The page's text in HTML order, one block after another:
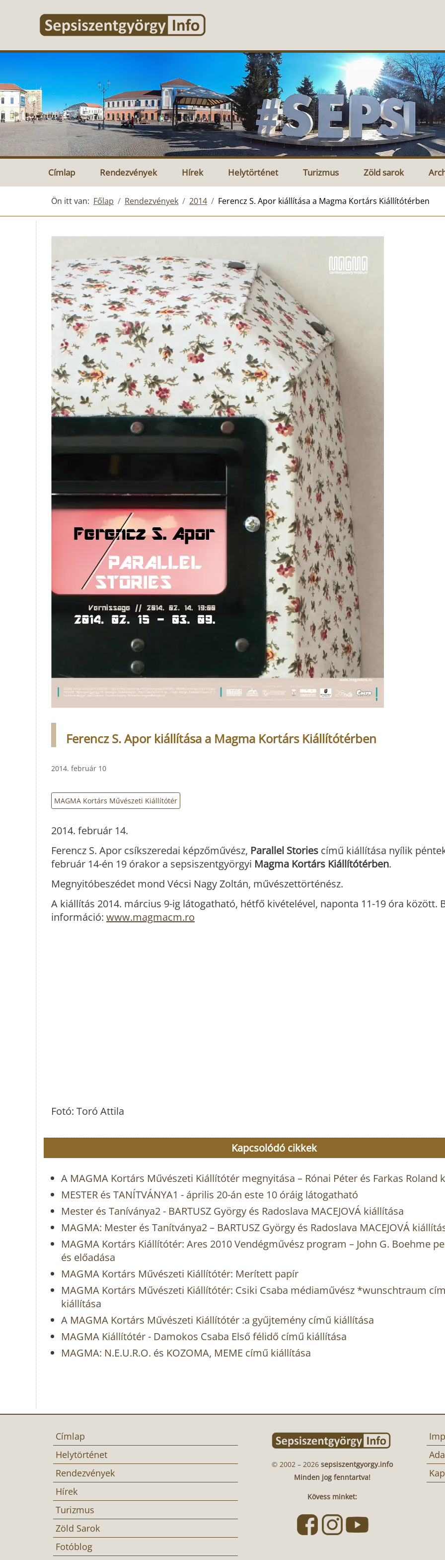
Címlap Rendezvények Hírek Helytörténet Turizmus Zöld sarok
Ön itt van: Főlap Rendezvények 2014 Ferencz S. Apor kiállítása a Magma Kortárs Kiállítótérben
Ferencz S. Apor kiállítása a Magma Kortárs Kiállítótérben
2014. február 10
MAGMA Kortárs Művészeti Kiállítótér
2014. február 14.
Ferencz S. Apor csíkszeredai képzőművész, Parallel Stories című kiállítása nyílik
február 14-én 19 órakor a sepsiszentgyörgyi Magma Kortárs Kiállítótérben.
Megnyitóbeszédet mond Vécsi Nagy Zoltán, művészettörténész.
A kiállítás 2014. március 9-ig látogatható, hétfő kivételével, naponta 11-19 óra között.
információ: www.magmacm.ro
Fotó: Toró Attila
Kapcsolódó cikkek
A MAGMA Kortárs Művészeti Kiállítótér megnyitása – Rónai Péter és Farkas Roland
MESTER és TANÍTVÁNYA1 - április 20-án este 10 óráig látogatható
Mester és Taníványa2 - BARTUSZ György és Radoslava MACEJOVÁ kiállítása
MAGMA: Mester és Tanítványa2 – BARTUSZ György és Radoslava MACEJOVÁ
MAGMA Kortárs Kiállítótér: Ares 2010 Vendégművész program – John G. Boehme
és előadása
MAGMA Kortárs Művészeti Kiállítótér: Merített papír
MAGMA Kortárs Művészeti Kiállítótér: Csiki Csaba médiaművész *wunschtraum
kiállítása
A MAGMA Kortárs Művészeti Kiállítótér :a gyűjtemény című kiállítása
MAGMA Kiállítótér - Damokos Csaba Első félidő című kiállítása
MAGMA: N.E.U.R.O. és KOZOMA, MEME című kiállítása
Címlap
Helytörténet
Rendezvények
Hírek
Turizmus
Zöld Sarok
Fotóblog
© 2002 – 2026 sepsiszentgyorgy.info
Minden jog fenntartva!
Kövess minket: